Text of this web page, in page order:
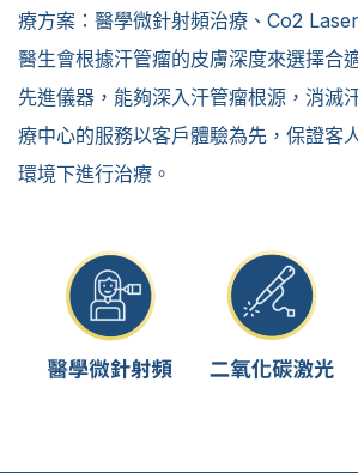
療方案 ：醫學微針射頻治療、Co2
醫生會根據汗管瘤的皮膚深度來選擇合
先進儀器，能夠深入汗管瘤根源，消滅
療中心的服務以客戶體驗為先，保證客
環境下進行治療。